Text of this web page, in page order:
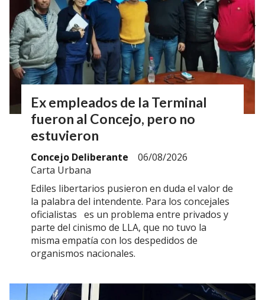
Ex empleados de la Terminal
fueron al Concejo, pero no
estuvieron
Carta Urbana
Concejo Deliberante 06/08/2026
Ediles libertarios pusieron en duda el valor de
la palabra del intendente. Para los concejales
oficialistas es un problema entre privados y
parte del cinismo de LLA, que no tuvo la
misma empatía con los despedidos de
organismos nacionales.